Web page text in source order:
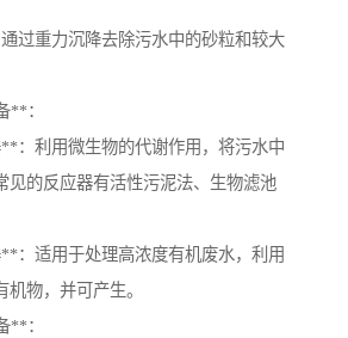
过重力沉降去除污水中的砂粒和较大
**：
：利用微生物的代谢作用，将污水中
见的反应器有活性污泥法、生物滤池
：适用于处理高浓度有机废水，利用
物，并可产生。
**：